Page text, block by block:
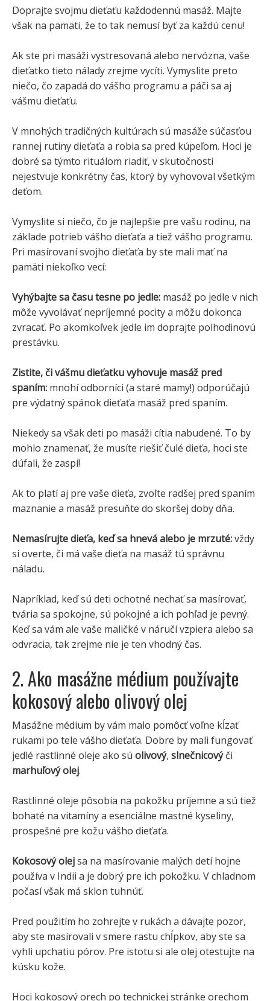
Doprajte svojmu dieťaťu každodennú masáž. Majte
však na pamäti, že to tak nemusí byť za každú cenu!
Ak ste pri masáži vystresovaná alebo nervózna, vaše
dieťatko tieto nálady zrejme vycíti. Vymyslite preto
niečo, čo zapadá do vášho programu a páči sa aj
vášmu dieťaťu.
V mnohých tradičných kultúrach sú masáže súčasťou
rannej rutiny dieťaťa a robia sa pred kúpeľom. Hoci je
dobré sa týmto rituálom riadiť, v skutočnosti
nejestvuje konkrétny čas, ktorý by vyhovoval všetkým
deťom.
Vymyslite si niečo, čo je najlepšie pre vašu rodinu, na
základe potrieb vášho dieťaťa a tiež vášho programu.
Pri masírovaní svojho dieťaťa by ste mali mať na
pamäti niekoľko vecí:
Vyhýbajte sa času tesne po jedle: masáž po jedle v nich
môže vyvolávať nepríjemné pocity a môžu dokonca
zvracať. Po akomkoľvek jedle im doprajte polhodinovú
prestávku.
Zistite, či vášmu dieťatku vyhovuje masáž pred
spaním: mnohí odborníci (a staré mamy!) odporúčajú
pre výdatný spánok dieťaťa masáž pred spaním.
Niekedy sa však deti po masáži cítia nabudené. To by
mohlo znamenať, že musíte riešiť čulé dieťa, hoci ste
dúfali, že zaspí!
Ak to platí aj pre vaše dieťa, zvoľte radšej pred spaním
maznanie a masáž presuňte do skoršej doby dňa.
Nemasírujte dieťa, keď sa hnevá alebo je mrzuté:vždy
si overte, či má vaše dieťa na masáž tú správnu
náladu.
Napríklad, keď sú deti ochotné nechať sa masírovať,
tvária sa spokojne, sú pokojné a ich pohľad je pevný.
Keď sa vám ale vaše maličké v náručí vzpiera alebo sa
odvracia, tak zrejme nie je ten vhodný čas.
2. Ako masážne médium používajte
kokosový alebo olivový olej
Masážne médium by vám malo pomôcť voľne kĺzať
rukami po tele vášho dieťaťa. Dobre by mali fungovať
jedlé rastlinné oleje ako sú olivový, slnečnicovýči
marhuľový olej.
Rastlinné oleje pôsobia na pokožku príjemne a sú tiež
bohaté na vitamíny a esenciálne mastné kyseliny,
prospešné pre kožu vášho dieťaťa.
Kokosový olejsa na masírovanie malých detí hojne
používa v Indii a je dobrý pre ich pokožku. V chladnom
počasí však má sklon tuhnúť.
Pred použitím ho zohrejte v rukách a dávajte pozor,
aby ste masírovali v smere rastu chĺpkov, aby ste sa
vyhli upchatiu pórov. Pre istotu si ale olej otestujte na
kúsku kože.
Hoci kokosový orech po technickej stránke orechom